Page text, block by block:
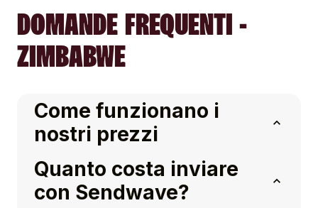
DOMANDE FREQUENTI -
ZIMBABWE
Come funzionano i
nostri prezzi
Quanto costa inviare
con Sendwave?